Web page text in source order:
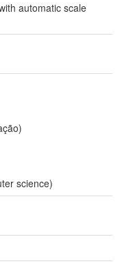
automatic scale
science)